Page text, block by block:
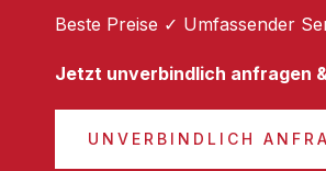
Beste Preise ✓ Umfassender
Jetzt unverbindlich anfragen
UNVERBINDLICH